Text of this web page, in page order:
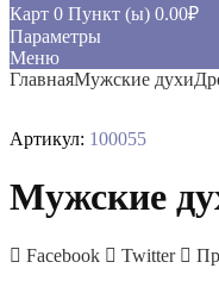
Карт 0 Пункт (ы) 0.00₽
Параметры
Меню
ГлавнаяМужские духи
Артикул: 100055
Мужские
Facebook Twitter